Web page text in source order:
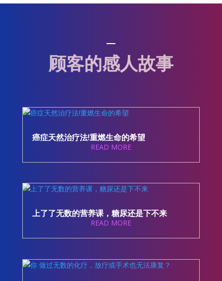
顾客的感人故事
癌症天然治疗法!重燃生命的希望
READ MORE
上了了无数的营养课，糖尿还是下不来
READ MORE